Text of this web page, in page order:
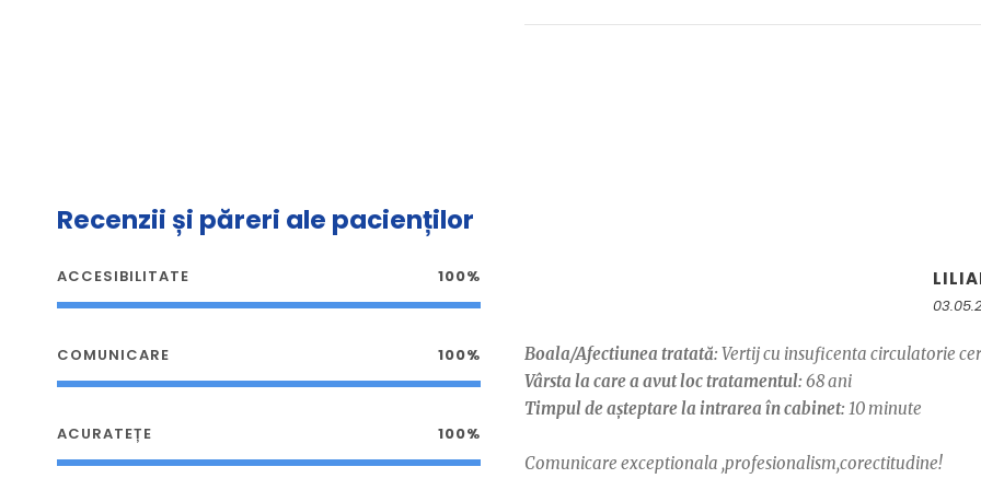
Recenzii și păreri ale pacienților
ACCESIBILITATE 100%
COMUNICARE 100%
ACURATEȚE 100%
Boala/Afectiunea tratată: Vertij cu insuficenta circulatorie
Vârsta la care a avut loc tratamentul: 68 ani
Timpul de așteptare la intrarea în cabinet: 10 minute
Comunicare exceptionala ,profesionalism,corectitudine!